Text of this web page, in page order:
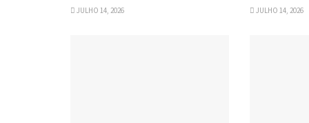
JULHO 14, 2026 JULHO 14, 2026